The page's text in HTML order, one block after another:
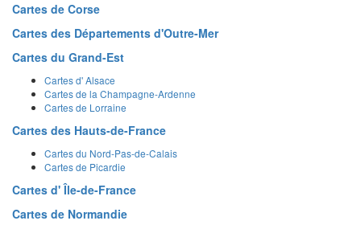
Cartes de Corse
Cartes des Départements d'Outre-Mer
Cartes du Grand-Est
Cartes d' Alsace
Cartes de la Champagne-Ardenne
Cartes de Lorraine
Cartes des Hauts-de-France
Cartes du Nord-Pas-de-Calais
Cartes de Picardie
Cartes d' Île-de-France
Cartes de Normandie